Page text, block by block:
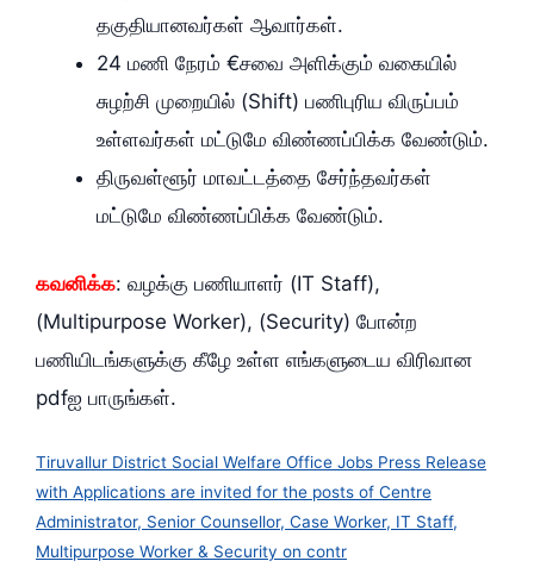
தகுதியானவர்கள்‌ ஆவார்கள்‌.
24 மணி நேரம்‌ €சவை அளிக்கும்‌ வகையில்‌
சுழற்சி முறையில்‌ (Shift) பணிபுரிய விருப்பம்‌
உள்ளவர்கள்‌ மட்டுமே விண்ணப்பிக்க வேண்டும்‌.
திருவள்ளூர்‌ மாவட்டத்தை சேர்ந்தவர்கள்‌
மட்டுமே விண்ணப்பிக்க வேண்டும்‌.
கவனிக்க: வழக்கு பணியாளர்‌ (IT Staff),
(Multipurpose Worker), (Security) போன்ற
பணியிடங்களுக்கு கீழே உள்ள எங்களுடைய விரிவான
pdfஐ பாருங்கள்.
Tiruvallur District Social Welfare Office Jobs Press Release
with Applications are invited for the posts of Centre
Administrator, Senior Counsellor, Case Worker, IT Staff,
Multipurpose Worker & Security on contr